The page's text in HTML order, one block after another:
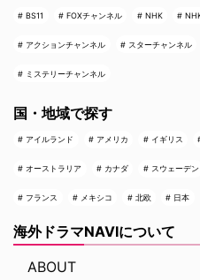
BS11 FOXチャンネル NHK
アクションチャンネル スターチャンネル
ミステリーチャンネル
国・地域で探す
アイルランド アメリカ イギリス
オーストラリア カナダ スウェーデン
フランス メキシコ 北欧 日本
海外ドラマNAVIについて
ABOUT